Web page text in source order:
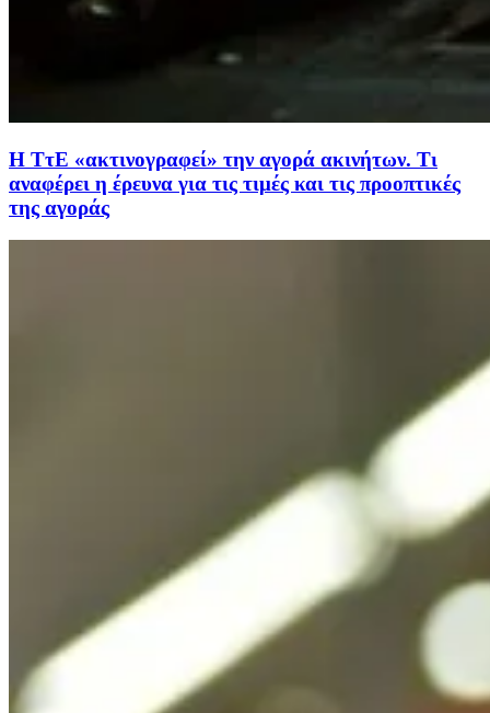
Η ΤτΕ «ακτινογραφεί» την αγορά ακινήτων. Τι
αναφέρει η έρευνα για τις τιμές και τις προοπτικές
της αγοράς